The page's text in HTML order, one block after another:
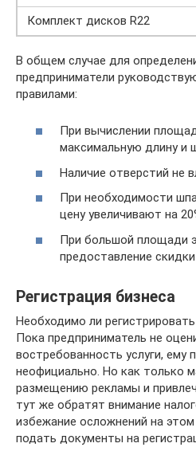
Комплект дисков R22
В общем случае для
предприниматели
правилами:
При вычислении
максимальную длину и
Наличие отверстий не
При необходимости
цену увеличивают на
При большой площади
предоставление скидки
Регистрация бизнеса
Необходимо ли
Пока предприниматель не
востребованность услуги, ему
неофициально. Но как только
размещению рекламы и
тут же обратят внимание
избежание осложнений на
подать документы на